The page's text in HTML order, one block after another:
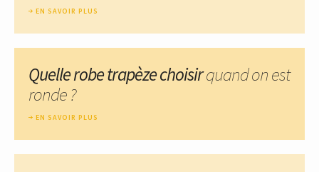
EN SAVOIR PLUS
Quelle robe trapèze choisirquand on est
ronde ?
EN SAVOIR PLUS